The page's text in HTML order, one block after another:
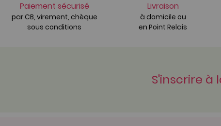
Paiement sécurisé
par CB, virement, chèque
sous conditions
Livraison
à domicile ou
en Point Relais
S'inscrire à